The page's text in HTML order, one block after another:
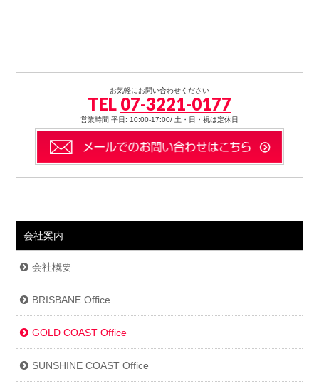
お気軽にお問い合わせください
TEL 07-3221-0177
営業時間 平日: 10:00-17:00/ 土・日・祝は定休日
会社案内
会社概要
BRISBANE Office
GOLD COAST Office
SUNSHINE COAST Office